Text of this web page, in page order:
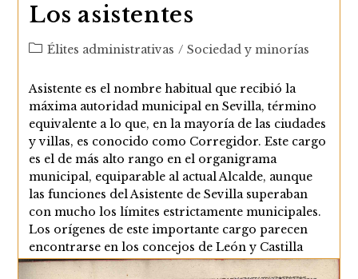
Los asistentes
Categoría
la
entrada:
Élites administrativas / Sociedad y minorías
Asistente es el nombre habitual que recibió la
máxima autoridad municipal en Sevilla, término
equivalente a lo que, en la mayoría de las ciudades
y villas, es conocido como Corregidor. Este cargo
es el de más alto rango en el organigrama
municipal, equiparable al actual Alcalde, aunque
las funciones del Asistente de Sevilla superaban
con mucho los límites estrictamente municipales.
Los orígenes de este importante cargo parecen
encontrarse en los concejos de León y Castilla
desde…